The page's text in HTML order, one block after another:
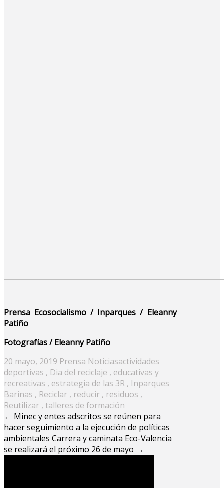
Prensa Ecosocialismo / Inparques / Eleanny
Patiño
Fotografías / Eleanny Patiño
Posted
on
20 mayo, 2019 Prensa Noticiasactividades
deportivas , Dia del reciclaje , educativas y
recreativas , estrategia de las 3R , Inparques
Barinas , Reciclar , reducir , residuos ,
Reutilizar , talleres de formación
← Minec y entes adscritos se reúnen para
hacer seguimiento a la ejecución de políticas
ambientales Carrera y caminata Eco-Valencia
se realizará el próximo 26 de mayo →